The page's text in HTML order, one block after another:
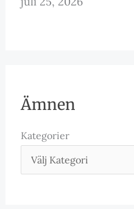
Ämnen
Kategorier